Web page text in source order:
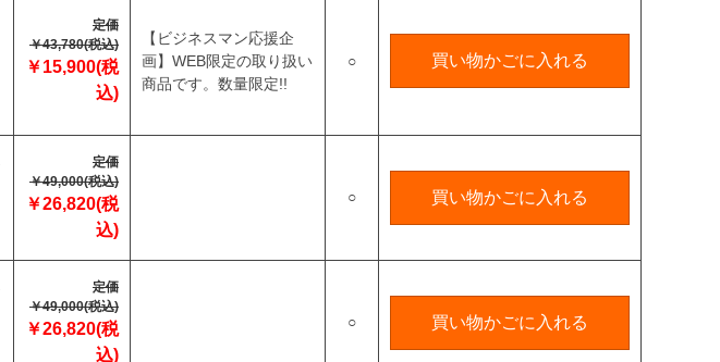
定価
￥43,780(税込)
￥15,900(税
込)
【ビジネスマン応援企
画】WEB限定の取り扱い
商品です。数量限定!!
○ 買い物かごに入れる
定価
￥49,000(税込)
￥26,820(税
込)
○ 買い物かごに入れる
定価
￥49,000(税込)
￥26,820(税
込)
○ 買い物かごに入れる